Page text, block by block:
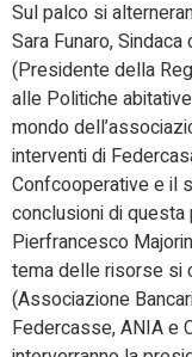
Sul palco si
Sara Funaro,
(Presidente della
alle Politiche
mondo
interventi di
Confcooperative e il
conclusioni di
Pierfrancesco
tema delle risorse si
(Associazione
Federcasse, ANIA e